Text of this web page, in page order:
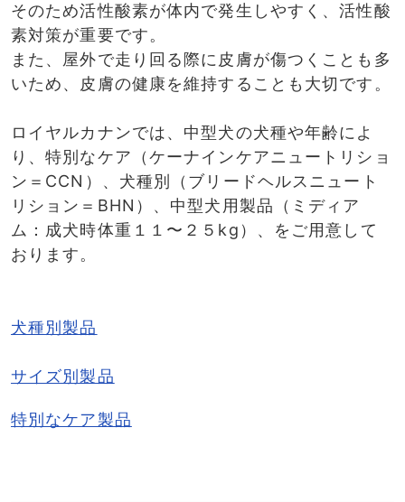
そのため活性酸素が体内で発生しやすく、活性酸
素対策が重要です。
また、屋外で走り回る際に皮膚が傷つくことも多
いため、皮膚の健康を維持することも大切です。
ロイヤルカナンでは、中型犬の犬種や年齢によ
り、特別なケア（ケーナインケアニュートリショ
ン＝CCN）、犬種別（ブリードヘルスニュート
リション＝BHN）、中型犬用製品（ミディア
ム：成犬時体重１１〜２５kg）、をご用意して
おります。​
犬種別製品
サイズ別製品
特別なケア製品